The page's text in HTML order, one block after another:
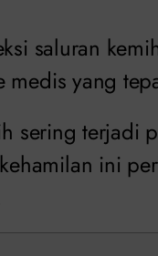
saluran
yang
sering terjadi
ini